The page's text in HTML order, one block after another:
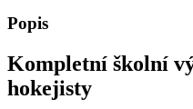
Popis
Kompletní školní
hokejisty